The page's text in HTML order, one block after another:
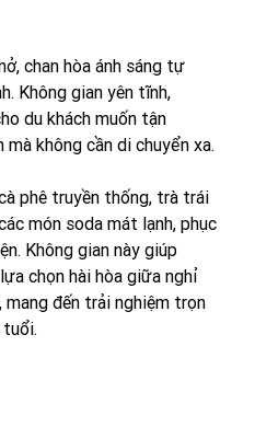
chan hòa ánh sáng tự
Không gian yên tĩnh,
du khách muốn tận
không cần di chuyển xa.
phê truyền thống, trà trái
món soda mát lạnh, phục
Không gian này giúp
chọn hài hòa giữa nghỉ
đến trải nghiệm trọn
tuổi.